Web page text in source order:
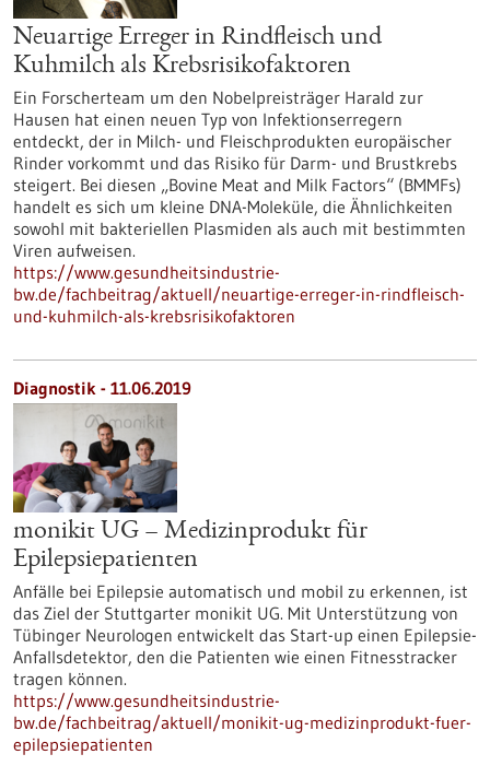
Neuartige Erreger in Rindfleisch und
Kuhmilch als Krebsrisikofaktoren
Ein Forscherteam um den Nobelpreisträger Harald zur
Hausen hat einen neuen Typ von Infektionserregern
entdeckt, der in Milch- und Fleischprodukten europäischer
Rinder vorkommt und das Risiko für Darm- und Brustkrebs
steigert. Bei diesen „Bovine Meat and Milk Factors“ (BMMFs)
handelt es sich um kleine DNA-Moleküle, die Ähnlichkeiten
sowohl mit bakteriellen Plasmiden als auch mit bestimmten
Viren aufweisen.
https://www.gesundheitsindustrie-
bw.de/fachbeitrag/aktuell/neuartige-erreger-in-rindfleisch-
und-kuhmilch-als-krebsrisikofaktoren
Diagnostik - 11.06.2019
monikit UG – Medizinprodukt für
Epilepsiepatienten
Anfälle bei Epilepsie automatisch und mobil zu erkennen, ist
das Ziel der Stuttgarter monikit UG. Mit Unterstützung von
Tübinger Neurologen entwickelt das Start-up einen Epilepsie-
Anfallsdetektor, den die Patienten wie einen Fitnesstracker
tragen können.
https://www.gesundheitsindustrie-
bw.de/fachbeitrag/aktuell/monikit-ug-medizinprodukt-fuer-
epilepsiepatienten